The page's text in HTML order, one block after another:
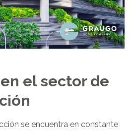
el sector de
se encuentra en constante